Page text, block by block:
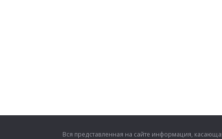
Вся представленная на сайте информация,